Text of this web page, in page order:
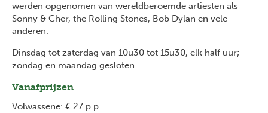
werden opgenomen van wereldberoemde artiesten als
Sonny & Cher, the Rolling Stones, Bob Dylan en vele
anderen.
Dinsdag tot zaterdag van 10u30 tot 15u30, elk half uur;
zondag en maandag gesloten
Vanafprijzen
Volwassene: € 27 p.p.